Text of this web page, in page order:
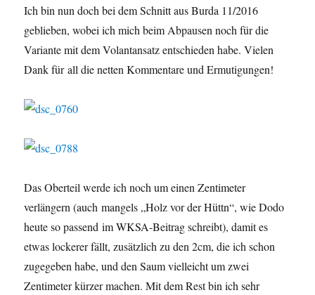
Ich bin nun doch bei dem Schnitt aus Burda 11/2016
geblieben, wobei ich mich beim Abpausen noch für die
Variante mit dem Volantansatz entschieden habe. Vielen
Dank für all die netten Kommentare und Ermutigungen!
Das Oberteil werde ich noch um einen Zentimeter
verlängern (auch mangels „Holz vor der Hüttn“, wie Dodo
heute so passend im WKSA-Beitrag schreibt), damit es
etwas lockerer fällt, zusätzlich zu den 2cm, die ich schon
zugegeben habe, und den Saum vielleicht um zwei
Zentimeter kürzer machen. Mit dem Rest bin ich sehr